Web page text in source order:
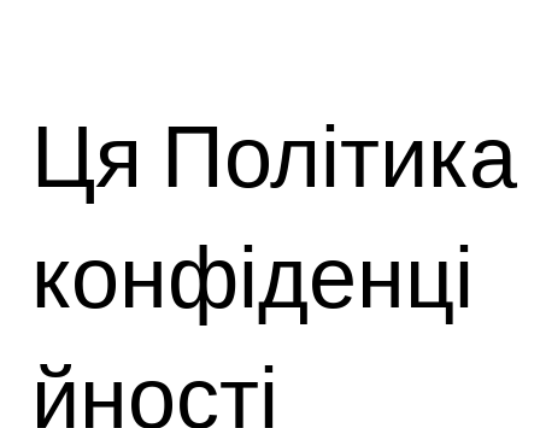
Ця Політика
конфіденці
йності